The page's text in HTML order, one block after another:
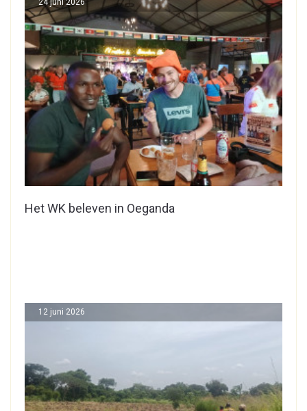
Het WK beleven in Oeganda
12 juni 2026